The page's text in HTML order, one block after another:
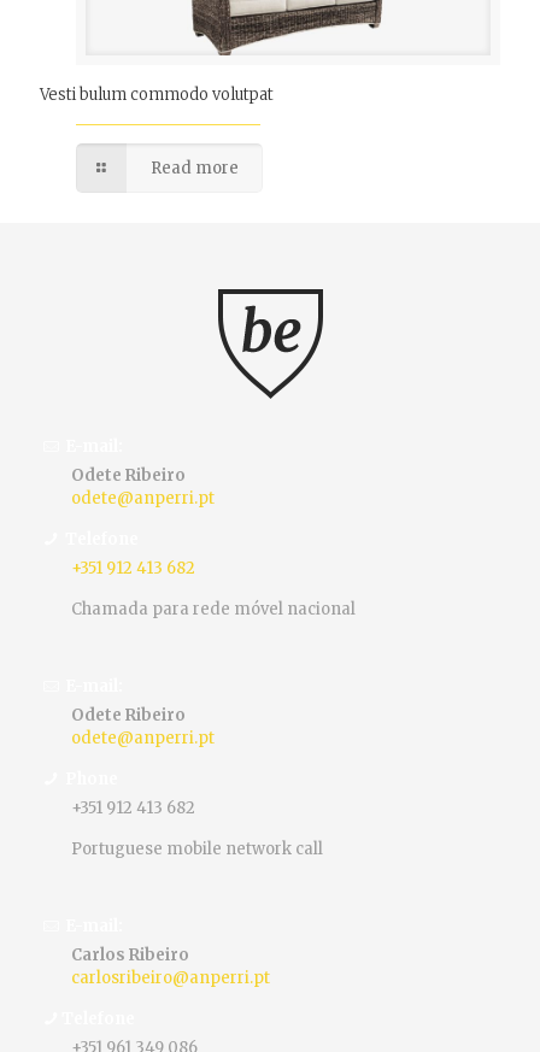
Vesti bulum commodo volutpat
Read more
Odete Ribeiro
odete@anperri.pt
+351 912 413 682
Chamada para rede móvel nacional
Odete Ribeiro
odete@anperri.pt
+351 912 413 682
Portuguese mobile network call
Carlos Ribeiro
carlosribeiro@anperri.pt